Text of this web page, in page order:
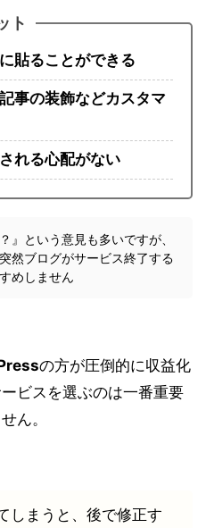
ト
貼ることができる
事の装飾などカスタマ
れる心配がない
』という意見も多いですが、
然ブログがサービス終了する
めしません
の方が圧倒的に収益化
ビスを選ぶのは一番重要
ん。
しまうと、後で修正す